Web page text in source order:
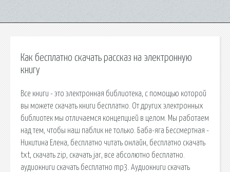
Как бесплатно скачать рассказ на электронную
книгу
Все книги - это электронная библиотека, с помощью которой
вы можете скачать книги бесплатно. От других электронных
библиотек мы отличаемся концепцией в целом. Мы работаем
над тем, чтобы наш паблик не только. Баба-яга Бессмертная -
Никитина Елена, бесплатно читать онлайн, бесплатно скачать
txt, скачать zip, скачать jar, все абсолютно бесплатно.
аудиокниги скачать бесплатно mp3. Аудиокниги скачать